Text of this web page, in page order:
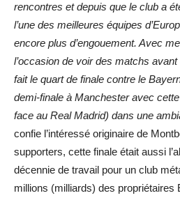
rencontres et depuis que le club a
l’une des meilleures équipes
encore plus d’engouement. Avec
l’occasion de voir des matchs avant
fait le quart de finale contre le
demi-finale à Manchester avec
face au Real Madrid) dans une
confie l’intéressé originaire de
supporters, cette finale était aussi
décennie de travail pour un club
millions (milliards) des propriétaires